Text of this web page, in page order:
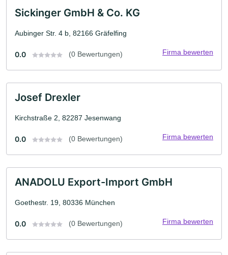
Sickinger GmbH & Co. KG
Aubinger Str. 4 b, 82166 Gräfelfing
0.0 (0 Bewertungen) Firma bewerten
Josef Drexler
Kirchstraße 2, 82287 Jesenwang
0.0 (0 Bewertungen) Firma bewerten
ANADOLU Export-Import GmbH
Goethestr. 19, 80336 München
0.0 (0 Bewertungen) Firma bewerten